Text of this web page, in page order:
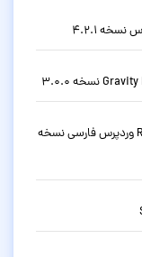
دانلود افزونه سئو حرفه ای رنک مث Rank Math Pro وردپرس فارسی نسخه